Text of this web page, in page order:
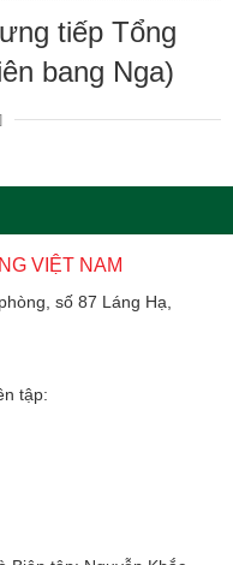
tiếp Tổng
bang Nga)
VIỆT NAM
số 87 Láng Hạ,
tập: